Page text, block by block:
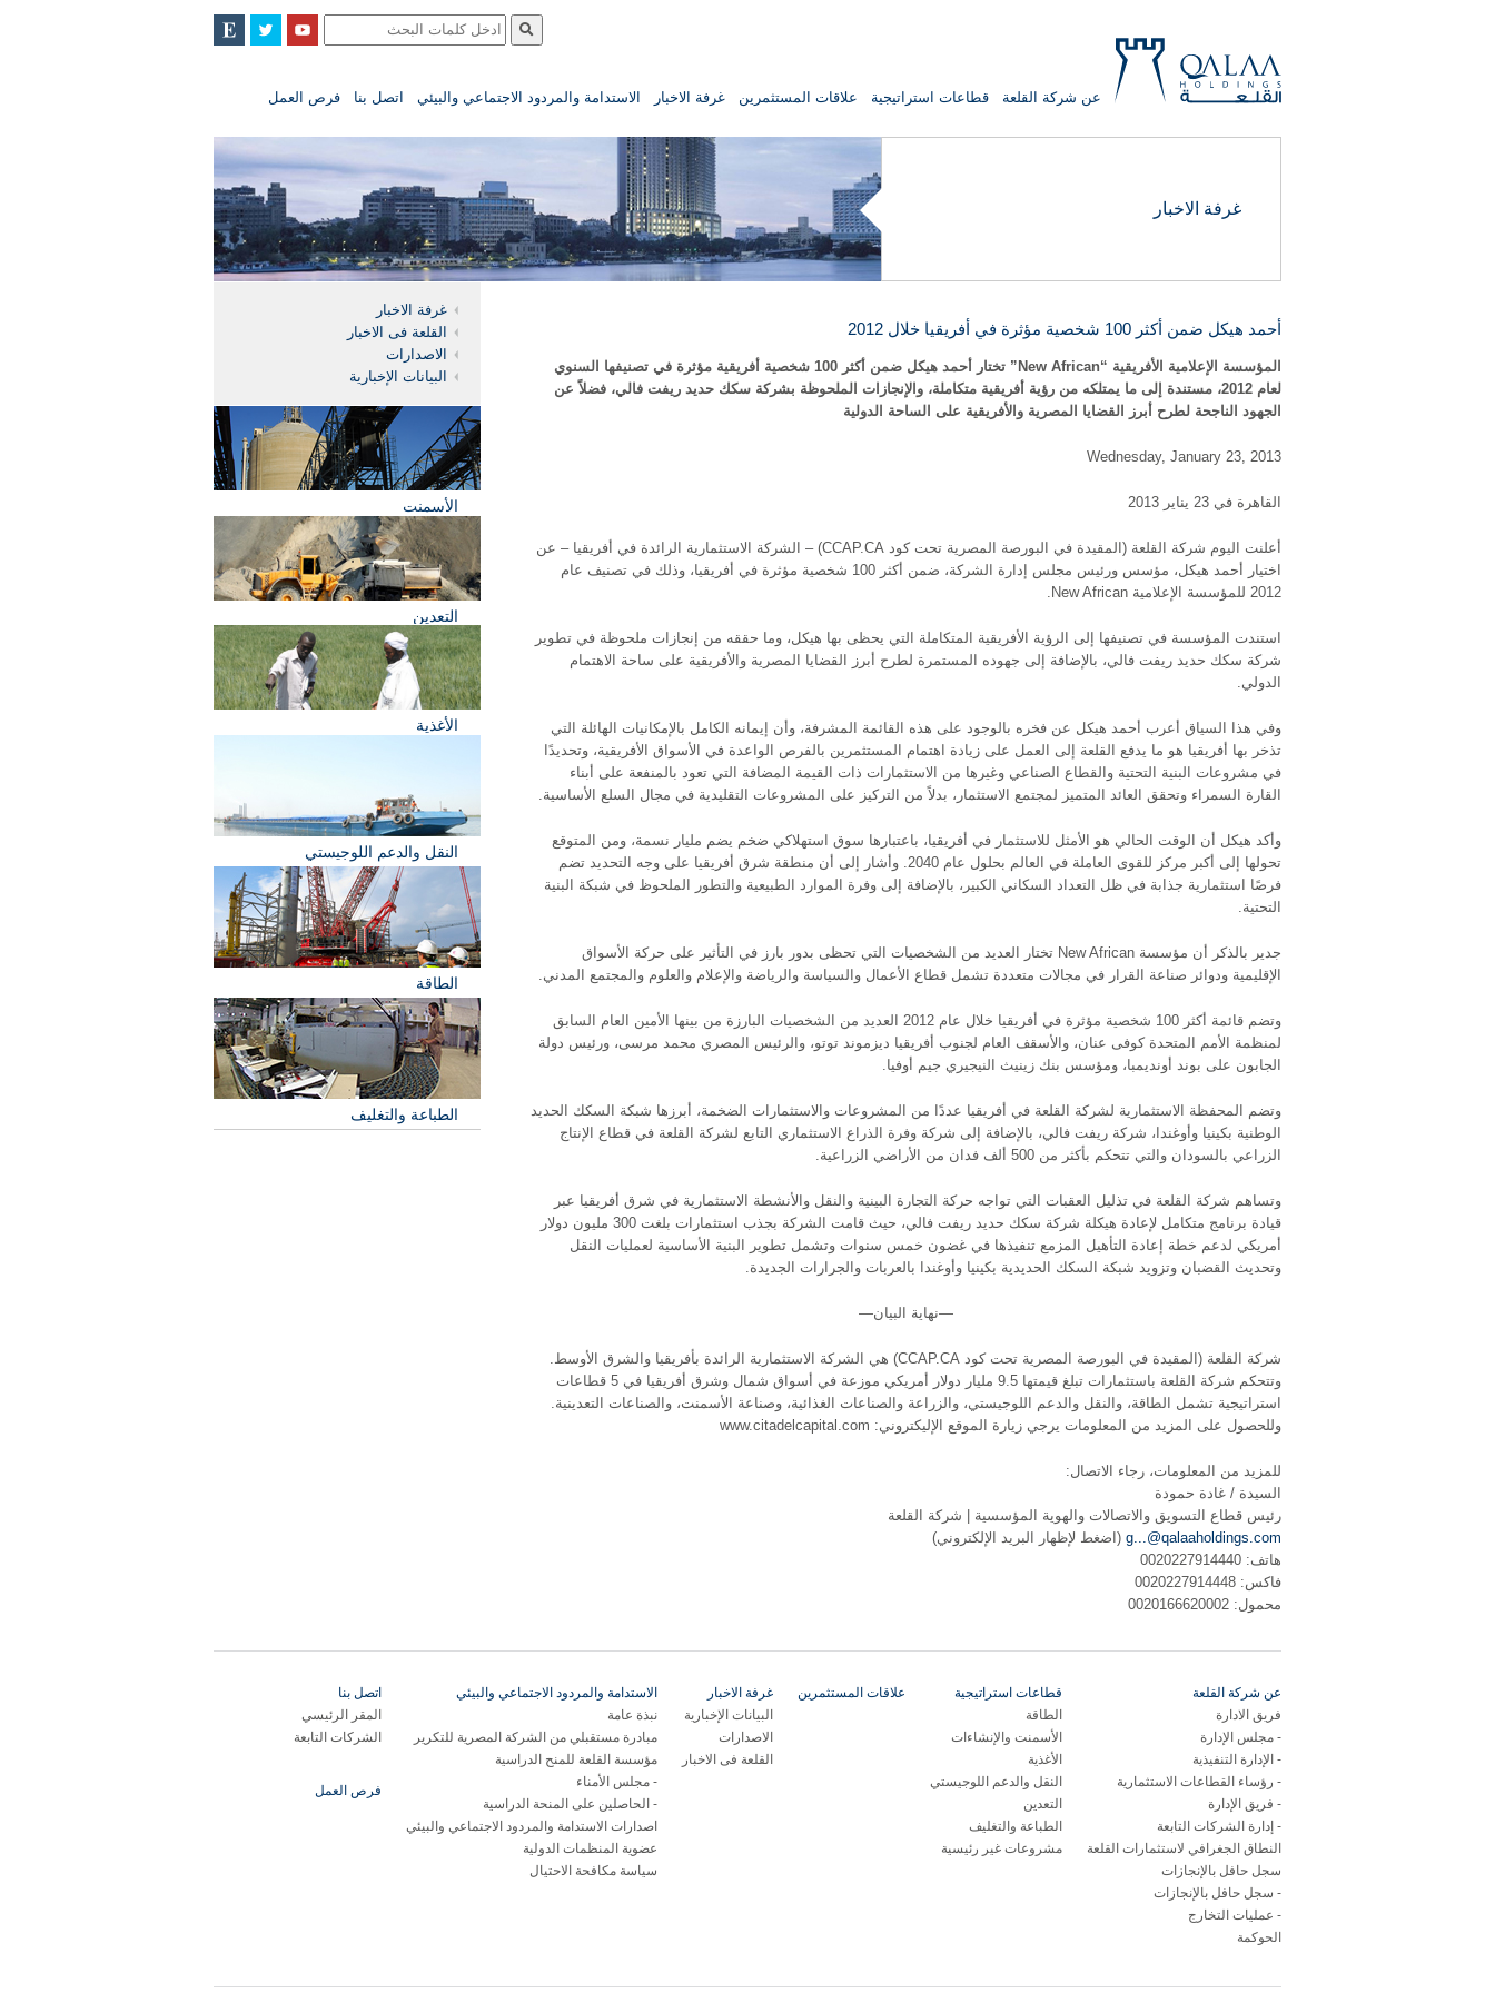
HOLDING
QALAA
HOLDINGS
عن شركة القلعة قطاعات استراتيجية علاقات المستثمرين غرفة الاخبار الاستدامة والمردود الاجتماعي والبيئي اتصل بنا فرص العمل
غرفة الاخبار
أحمد هيكل ضمن أكثر 100 شخصية مؤثرة في أفريقيا خلال 2012
المؤسسة الإعلامية الأفريقية “New African” تختار أحمد هيكل ضمن أكثر 100 شخصية أفريقية مؤثرة في تصنيفها السنوي
لعام 2012، مستندة إلى ما يمتلكه من رؤية أفريقية متكاملة، والإنجازات الملحوظة بشركة سكك حديد ريفت فالي، فضلاً عن
الجهود الناجحة لطرح أبرز القضايا المصرية والأفريقية على الساحة الدولية
Wednesday, January 23, 2013
القاهرة في 23 يناير 2013
أعلنت اليوم شركة القلعة (المقيدة في البورصة المصرية تحت كود CCAP.CA) – الشركة الاستثمارية الرائدة في أفريقيا – عن
اختيار أحمد هيكل، مؤسس ورئيس مجلس إدارة الشركة، ضمن أكثر 100 شخصية مؤثرة في أفريقيا، وذلك في تصنيف عام
2012 للمؤسسة الإعلامية New African.
استندت المؤسسة في تصنيفها إلى الرؤية الأفريقية المتكاملة التي يحظى بها هيكل، وما حققه من إنجازات ملحوظة في تطوير
شركة سكك حديد ريفت فالي، بالإضافة إلى جهوده المستمرة لطرح أبرز القضايا المصرية والأفريقية على ساحة الاهتمام
الدولي.
وفي هذا السياق أعرب أحمد هيكل عن فخره بالوجود على هذه القائمة المشرفة، وأن إيمانه الكامل بالإمكانيات الهائلة التي
تذخر بها أفريقيا هو ما يدفع القلعة إلى العمل على زيادة اهتمام المستثمرين بالفرص الواعدة في الأسواق الأفريقية، وتحديدًا
في مشروعات البنية التحتية والقطاع الصناعي وغيرها من الاستثمارات ذات القيمة المضافة التي تعود بالمنفعة على أبناء
القارة السمراء وتحقق العائد المتميز لمجتمع الاستثمار، بدلاً من التركيز على المشروعات التقليدية في مجال السلع الأساسية.
وأكد هيكل أن الوقت الحالي هو الأمثل للاستثمار في أفريقيا، باعتبارها سوق استهلاكي ضخم يضم مليار نسمة، ومن المتوقع
تحولها إلى أكبر مركز للقوى العاملة في العالم بحلول عام 2040. وأشار إلى أن منطقة شرق أفريقيا على وجه التحديد تضم
فرصًا استثمارية جذابة في ظل التعداد السكاني الكبير، بالإضافة إلى وفرة الموارد الطبيعية والتطور الملحوظ في شبكة البنية
التحتية.
جدير بالذكر أن مؤسسة New African تختار العديد من الشخصيات التي تحظى بدور بارز في التأثير على حركة الأسواق
الإقليمية ودوائر صناعة القرار في مجالات متعددة تشمل قطاع الأعمال والسياسة والرياضة والإعلام والعلوم والمجتمع المدني.
وتضم قائمة أكثر 100 شخصية مؤثرة في أفريقيا خلال عام 2012 العديد من الشخصيات البارزة من بينها الأمين العام السابق
لمنظمة الأمم المتحدة كوفى عنان، والأسقف العام لجنوب أفريقيا ديزموند توتو، والرئيس المصري محمد مرسى، ورئيس دولة
الجابون على بوند أونديمبا، ومؤسس بنك زينيث النيجيري جيم أوفيا.
وتضم المحفظة الاستثمارية لشركة القلعة في أفريقيا عددًا من المشروعات والاستثمارات الضخمة، أبرزها شبكة السكك الحديد
الوطنية بكينيا وأوغندا، شركة ريفت فالي، بالإضافة إلى شركة وفرة الذراع الاستثماري التابع لشركة القلعة في قطاع الإنتاج
الزراعي بالسودان والتي تتحكم بأكثر من 500 ألف فدان من الأراضي الزراعية.
وتساهم شركة القلعة في تذليل العقبات التي تواجه حركة التجارة البينية والنقل والأنشطة الاستثمارية في شرق أفريقيا عبر
قيادة برنامج متكامل لإعادة هيكلة شركة سكك حديد ريفت فالي، حيث قامت الشركة بجذب استثمارات بلغت 300 مليون دولار
أمريكي لدعم خطة إعادة التأهيل المزمع تنفيذها في غضون خمس سنوات وتشمل تطوير البنية الأساسية لعمليات النقل
وتحديث القضبان وتزويد شبكة السكك الحديدية بكينيا وأوغندا بالعربات والجرارات الجديدة.
—نهاية البيان—
شركة القلعة (المقيدة في البورصة المصرية تحت كود CCAP.CA) هي الشركة الاستثمارية الرائدة بأفريقيا والشرق الأوسط.
وتتحكم شركة القلعة باستثمارات تبلغ قيمتها 9.5 مليار دولار أمريكي موزعة في أسواق شمال وشرق أفريقيا في 5 قطاعات
استراتيجية تشمل الطاقة، والنقل والدعم اللوجيستي، والزراعة والصناعات الغذائية، وصناعة الأسمنت، والصناعات التعدينية.
وللحصول على المزيد من المعلومات يرجي زيارة الموقع الإليكتروني: www.citadelcapital.com
للمزيد من المعلومات، رجاء الاتصال:
السيدة / غادة حمودة
رئيس قطاع التسويق والاتصالات والهوية المؤسسية | شركة القلعة
g...@qalaaholdings.com (اضغط لإظهار البريد الإلكتروني)
هاتف: 0020227914440
فاكس: 0020227914448
محمول: 0020166620002
غرفة الاخبار
القلعة فى الاخبار
الاصدارات
البيانات الإخبارية
الأسمنت
التعدين
الأغذية
النقل والدعم اللوجيستي
الطاقة
الطباعة والتغليف
عن شركة القلعة
فريق الادارة
مجلس الإدارة
الإدارة التنفيذية
رؤساء القطاعات الاستثمارية
فريق الإدارة
إدارة الشركات التابعة
النطاق الجغرافي لاستثمارات القلعة
سجل حافل بالإنجازات
سجل حافل بالإنجازات
عمليات التخارج
الحوكمة
قطاعات استراتيجية
الطاقة
الأسمنت والإنشاءات
الأغذية
النقل والدعم اللوجيستي
التعدين
الطباعة والتغليف
مشروعات غير رئيسية
علاقات المستثمرين
غرفة الاخبار
البيانات الإخبارية
الاصدارات
القلعة فى الاخبار
الاستدامة والمردود الاجتماعي والبيئي
نبذة عامة
مبادرة مستقبلي من الشركة المصرية للتكرير
مؤسسة القلعة للمنح الدراسية
مجلس الأمناء
الحاصلين على المنحة الدراسية
اصدارات الاستدامة والمردود الاجتماعي والبيئي
عضوية المنظمات الدولية
سياسة مكافحة الاحتيال
اتصل بنا
المقر الرئيسي
الشركات التابعة
فرص العمل